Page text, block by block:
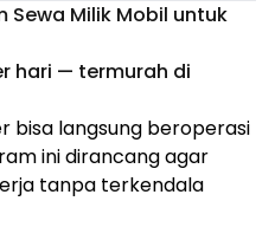
Sewa Milik Mobil untuk
hari — termurah di
bisa langsung beroperasi
ini dirancang agar
tanpa terkendala